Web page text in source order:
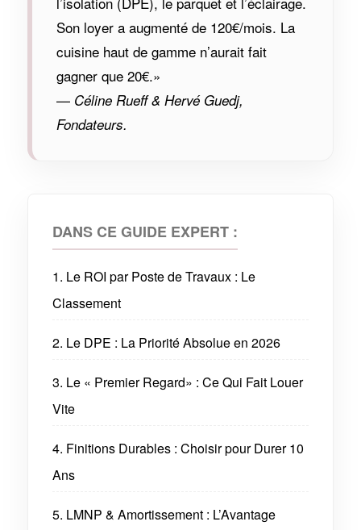
Son loyer a augmenté de 120€/mois. La
cuisine haut de gamme n’aurait fait
gagner que 20€.»
— Céline Rueff & Hervé Guedj,
Fondateurs.
DANS CE GUIDE EXPERT :
1. Le ROI par Poste de Travaux : Le
Classement
2. Le DPE : La Priorité Absolue en 2026
3. Le « Premier Regard» : Ce Qui Fait Louer
Vite
4. Finitions Durables : Choisir pour Durer 10
Ans
5. LMNP & Amortissement : L’Avantage